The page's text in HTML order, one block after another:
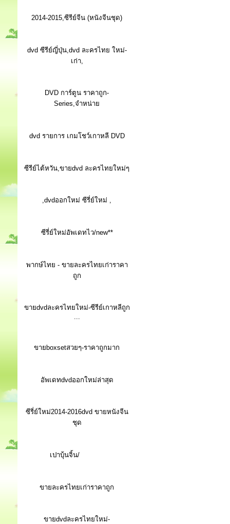
2014-2015,ซีรีย์จีน (หนังจีนชุด)
dvd ซีรีย์ญี่ปุ่น,dvd ละครไทย ใหม่-
เก่า,
DVD การ์ตูน ราคาถูก-
Series,จำหน่าย
dvd รายการ เกมโชว์เกาหลี DVD
ซีรีย์ไต้หวัน,ขายdvd ละครไทยใหม่ๆ
,dvdออกใหม่ ซีรี่ย์ใหม่ ,
ซีรี่ย์ใหม่อัพเดทไว/new**
พากษ์ไทย - ขายละครไทยเก่าราคา
ถูก
ขายdvdละครไทยใหม่-ซีรีย์เกาหลีถูก
...
ขายboxsetสวยๆ-ราคาถูกมาก
อัพเดทdvdออกใหม่ล่าสุด
ซีรี่ย์ใหม่2014-2016dvd ขายหนังจีน
ชุด
เปาบุ้นจิ้น/
ขายละครไทยเก่าราคาถูก
ขายdvdละครไทยใหม่-